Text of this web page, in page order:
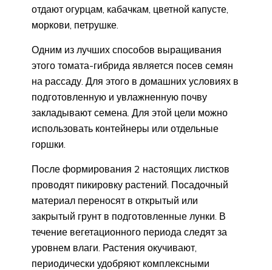
отдают огурцам, кабачкам, цветной капусте,
моркови, петрушке.
Одним из лучших способов выращивания
этого томата-гибрида является посев семян
на рассаду. Для этого в домашних условиях в
подготовленную и увлажненную почву
закладывают семена. Для этой цели можно
использовать контейнеры или отдельные
горшки.
После формирования 2 настоящих листков
проводят пикировку растений. Посадочный
материал переносят в открытый или
закрытый грунт в подготовленные лунки. В
течение вегетационного периода следят за
уровнем влаги. Растения окучивают,
периодически удобряют комплексными